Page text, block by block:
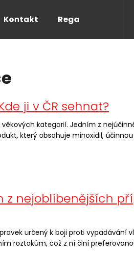
Kontakt Regaine pěna pro
ji v ČR sehnat?
kategorií. Jedním z
který obsahuje minoxidil,
z nejoblíbenějších
určený k boji proti vypadávání
roztokům, což z ní činí